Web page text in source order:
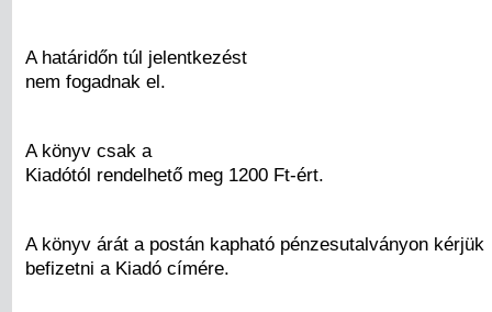
A határidőn túl jelentkezést
nem fogadnak el.
A könyv csak a
Kiadótól rendelhető meg 1200 Ft-ért.
A könyv árát a postán kapható pénzesutalványon kérjük
befizetni a Kiadó címére.